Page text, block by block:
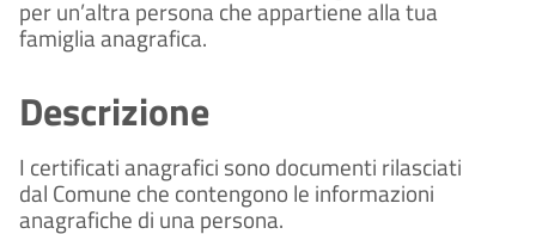
per un’altra persona che appartiene alla tua
famiglia anagrafica.
Descrizione
I certificati anagrafici sono documenti rilasciati
dal Comune che contengono le informazioni
anagrafiche di una persona.